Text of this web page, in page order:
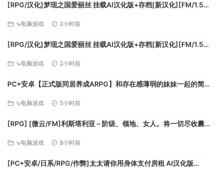
[RPG/汉化]梦现之国爱丽丝 挂载AI汉化版+存档[新汉化][FM/1.5G/
⇘电脑游戏 2小时前
[RPG/汉化]梦现之国爱丽丝 挂载AI汉化版+存档[新汉化][FM/1.5G/
⇘电脑游戏 2小时前
PC+安卓【正式版同居养成ARPG】和存在感薄弱的妹妹一起的简单
簡単生活【3.3G】百度/迅雷/UC/夸克
⇘电脑游戏 5小时前
[RPG] [微云/FM]利斯塔利亚 – 阶级、领地、女人。将一切尽收囊中
⇘电脑游戏 8小时前
[PC+安卓/日系/RPG/作弊]太太请你用身体支付房租 AI汉化版